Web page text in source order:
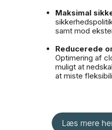
Maksimal
samt mod
Reducerede
Optimering af
muligt at
at miste